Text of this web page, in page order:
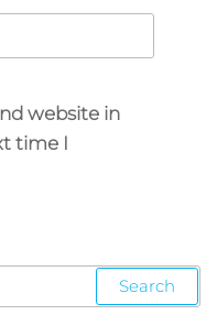
website in
time I